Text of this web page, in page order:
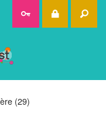
(29)